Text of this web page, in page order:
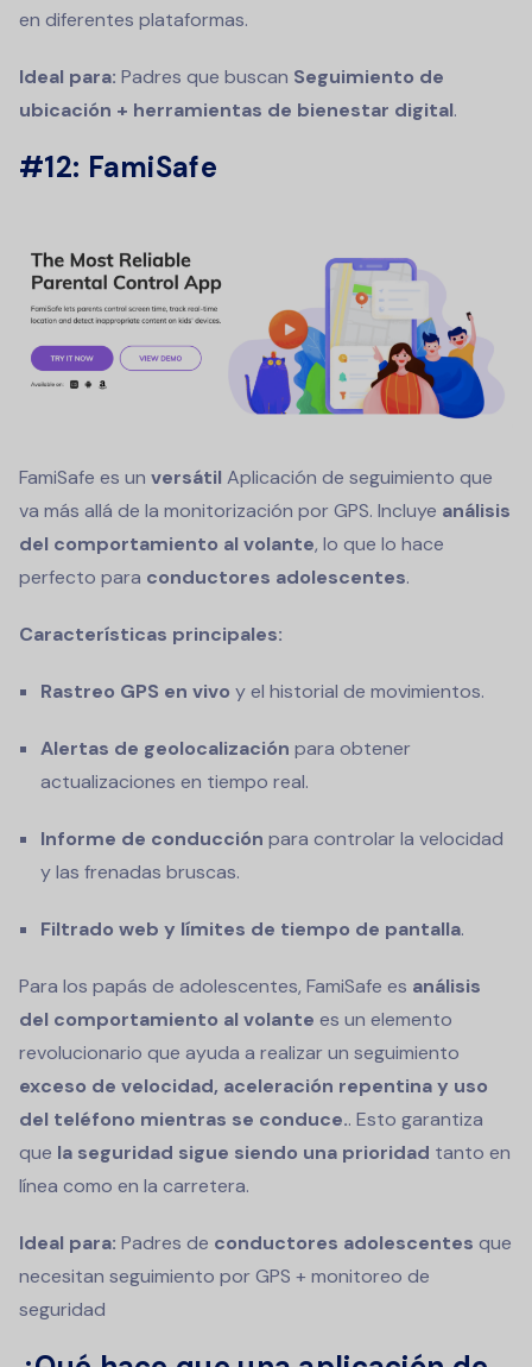
en diferentes plataformas.
Ideal para: Padres que buscan Seguimiento de
ubicación + herramientas de bienestar digital.
#12: FamiSafe
FamiSafe es un versátil Aplicación de seguimiento que
va más allá de la monitorización por GPS. Incluye análisis
del comportamiento al volante, lo que lo hace
perfecto para conductores adolescentes.
Características principales:
Rastreo GPS en vivo y el historial de movimientos.
Alertas de geolocalización para obtener
actualizaciones en tiempo real.
Informe de conducción para controlar la velocidad
y las frenadas bruscas.
Filtrado web y límites de tiempo de pantalla.
Para los papás de adolescentes, FamiSafe es análisis
del comportamiento al volante es un elemento
revolucionario que ayuda a realizar un seguimiento
exceso de velocidad, aceleración repentina y uso
del teléfono mientras se conduce.. Esto garantiza
que la seguridad sigue siendo una prioridad tanto en
línea como en la carretera.
Ideal para: Padres de conductores adolescentes que
necesitan seguimiento por GPS + monitoreo de
seguridad